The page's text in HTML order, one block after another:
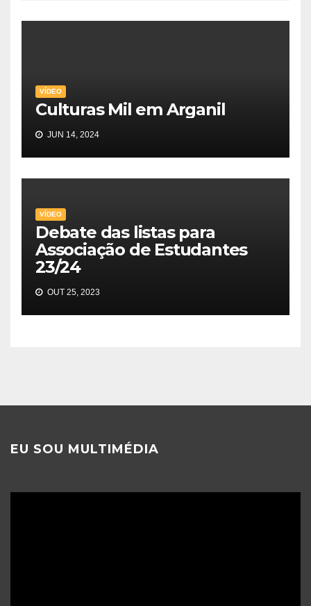
VÍDEO
Culturas Mil em Arganil
JUN 14, 2024
VÍDEO
Debate das listas para
Associação de Estudantes
23/24
OUT 25, 2023
EU SOU MULTIMÉDIA